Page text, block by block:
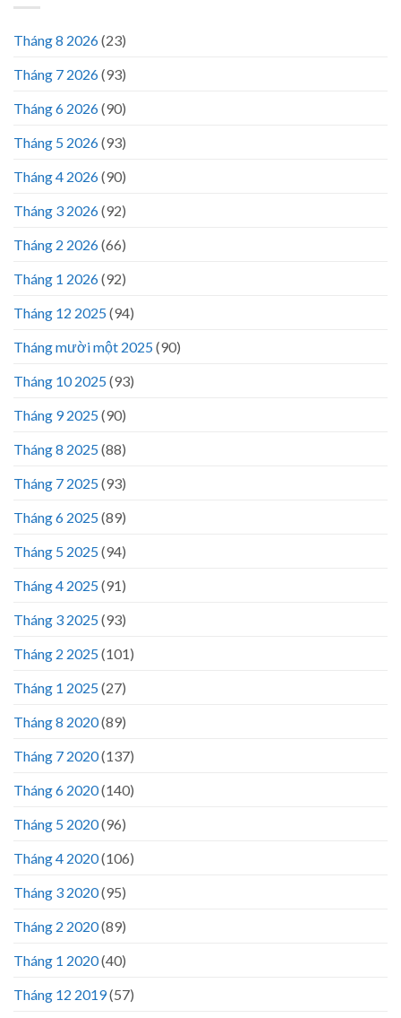
Tháng 8 2026(23)
Tháng 7 2026(93)
Tháng 6 2026(90)
Tháng 5 2026(93)
Tháng 4 2026(90)
Tháng 3 2026(92)
Tháng 2 2026(66)
Tháng 1 2026(92)
Tháng 12 2025(94)
Tháng mười một 2025(90)
Tháng 10 2025(93)
Tháng 9 2025(90)
Tháng 8 2025(88)
Tháng 7 2025(93)
Tháng 6 2025(89)
Tháng 5 2025(94)
Tháng 4 2025(91)
Tháng 3 2025(93)
Tháng 2 2025(101)
Tháng 1 2025(27)
Tháng 8 2020(89)
Tháng 7 2020(137)
Tháng 6 2020(140)
Tháng 5 2020(96)
Tháng 4 2020(106)
Tháng 3 2020(95)
Tháng 2 2020(89)
Tháng 1 2020(40)
Tháng 12 2019(57)